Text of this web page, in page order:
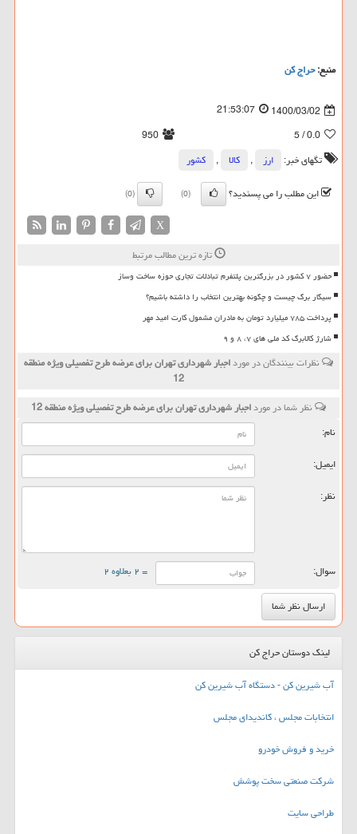
منبع:حراج كن
1400/03/02
21:53:07
0.0
/ 5
950
تگهای خبر:
ارز , كالا ,
كشور
این مطلب را می پسندید؟
(0)
(0)
X
تازه ترین مطالب مرتبط
حضور ۷ کشور در بزرگترین پلتفرم تبادلات تجاری حوزه ساخت وساز
سیگار برگ چیست و چگونه بهترین انتخاب را داشته باشیم؟
پرداخت ۷۸۵ میلیارد تومان به مادران مشمول کارت امید مهر
شارژ کالابرگ کد ملی های ۷، ۸ و ۹
نظرات بینندگان در مورداجبار شهرداری تهران برای عرضه طرح تفصیلی ویژه منطقه
12
نظر شما در مورداجبار شهرداری تهران برای عرضه طرح تفصیلی ویژه منطقه 12
نام:
ایمیل:
نظر:
سوال: = ۲ بعلاوه ۲
لینک دوستان حراج کن
آب شیرین کن - دستگاه آب شیرین کن
انتخابات مجلس ، کاندیدای مجلس
خرید و فروش خودرو
شرکت صنعتی سخت پوشش
طراحی سایت